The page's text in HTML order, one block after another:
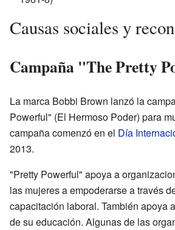
Causas sociales y
Campaña "The Pretty
La marca Bobbi Brown lanzó la
Powerful" (El Hermoso Poder) para
campaña comenzó en el Día
2013.
"Pretty Powerful" apoya a
las mujeres a empoderarse a través
capacitación laboral. También apoya
de su educación. Algunas de las